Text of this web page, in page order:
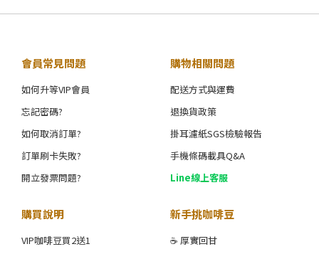
會員常見問題
如何升等VIP會員
忘記密碼?
如何取消訂單?
訂單刷卡失敗?
開立發票問題?
購物相關問題
配送方式與運費
退換貨政策
掛耳濾紙SGS檢驗報告
手機條碼載具Q&A
Line線上客服
購買說明
VIP咖啡豆買2送1
新手挑咖啡豆
☕ 厚實回甘